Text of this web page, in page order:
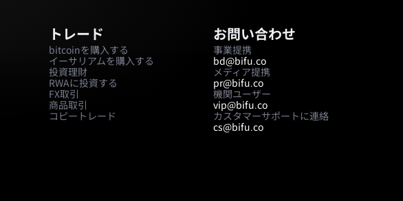
トレード
bitcoinを購入する
イーサリアムを購入する
投資理財
RWAに投資する
FX取引
商品取引
コピートレード
お問い合わせ
事業提携
bd@bifu.co
メディア提携
pr@bifu.co
機関ユーザー
vip@bifu.co
カスタマーサポートに連絡
cs@bifu.co